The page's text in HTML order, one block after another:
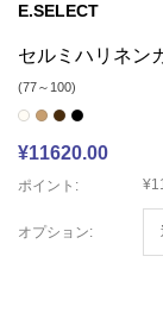
E.SELECT
セルミハリネン
(77～100)
¥11620.00
ポイント:
オプション: